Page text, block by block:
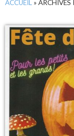
ACCUEIL » ARCHIVES